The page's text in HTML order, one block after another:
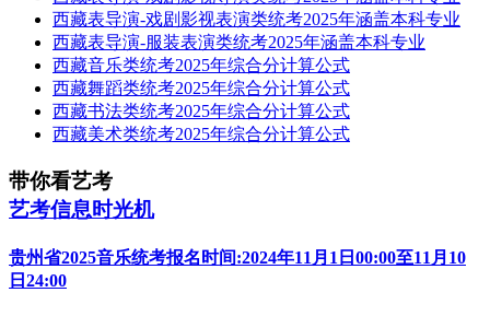
西藏表导演-戏剧影视表演类统考2025年涵盖本科专业
西藏表导演-服装表演类统考2025年涵盖本科专业
西藏音乐类统考2025年综合分计算公式
西藏舞蹈类统考2025年综合分计算公式
西藏书法类统考2025年综合分计算公式
西藏美术类统考2025年综合分计算公式
带你看艺考
艺考信息时光机
贵州省2025音乐统考报名时间:2024年11月1日00:00至11月10
日24:00